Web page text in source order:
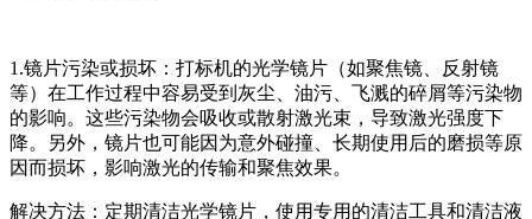
1.镜片污染或损坏：打标机的光学镜片（如聚焦镜、反射镜
等）在工作过程中容易受到灰尘、油污、飞溅的碎屑等污染物
的影响。这些污染物会吸收或散射激光束，导致激光强度下
降。另外，镜片也可能因为意外碰撞、长期使用后的磨损等原
因而损坏，影响激光的传输和聚焦效果。
解决方法：定期清洁光学镜片，使用专用的清洁工具和清洁液